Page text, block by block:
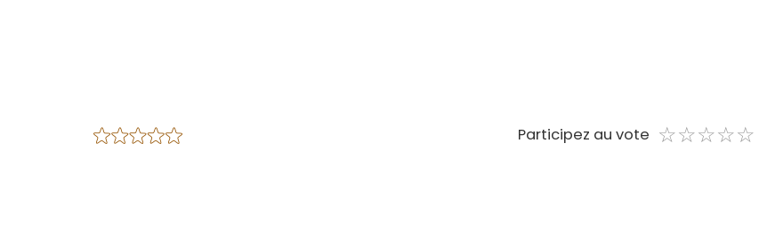
Participez au vote ☆☆☆☆☆
★★★★★